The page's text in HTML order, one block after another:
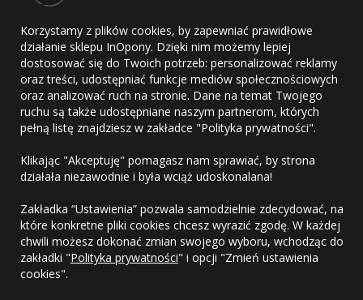
Korzystamy z plików cookies, by zapewniać prawidłowe
działanie sklepu InOpony. Dzięki nim możemy lepiej
dostosować się do Twoich potrzeb: personalizować reklamy
oraz treści, udostępniać funkcje mediów społecznościowych
oraz analizować ruch na stronie. Dane na temat Twojego
ruchu są także udostępniane naszym partnerom, których
pełną listę znajdziesz w zakładce "Polityka prywatności".
Klikając "Akceptuję" pomagasz nam sprawiać, by strona
działała niezawodnie i była wciąż udoskonalana!
Zakładka “Ustawienia” pozwala samodzielnie zdecydować, na
które konkretne pliki cookies chcesz wyrazić zgodę. W każdej
chwili możesz dokonać zmian swojego wyboru, wchodząc do
zakładki "Polityka prywatności" i opcji "Zmień ustawienia
cookies".
Adres
E-mail
Telefon
Regulamin
Polityka prywatności